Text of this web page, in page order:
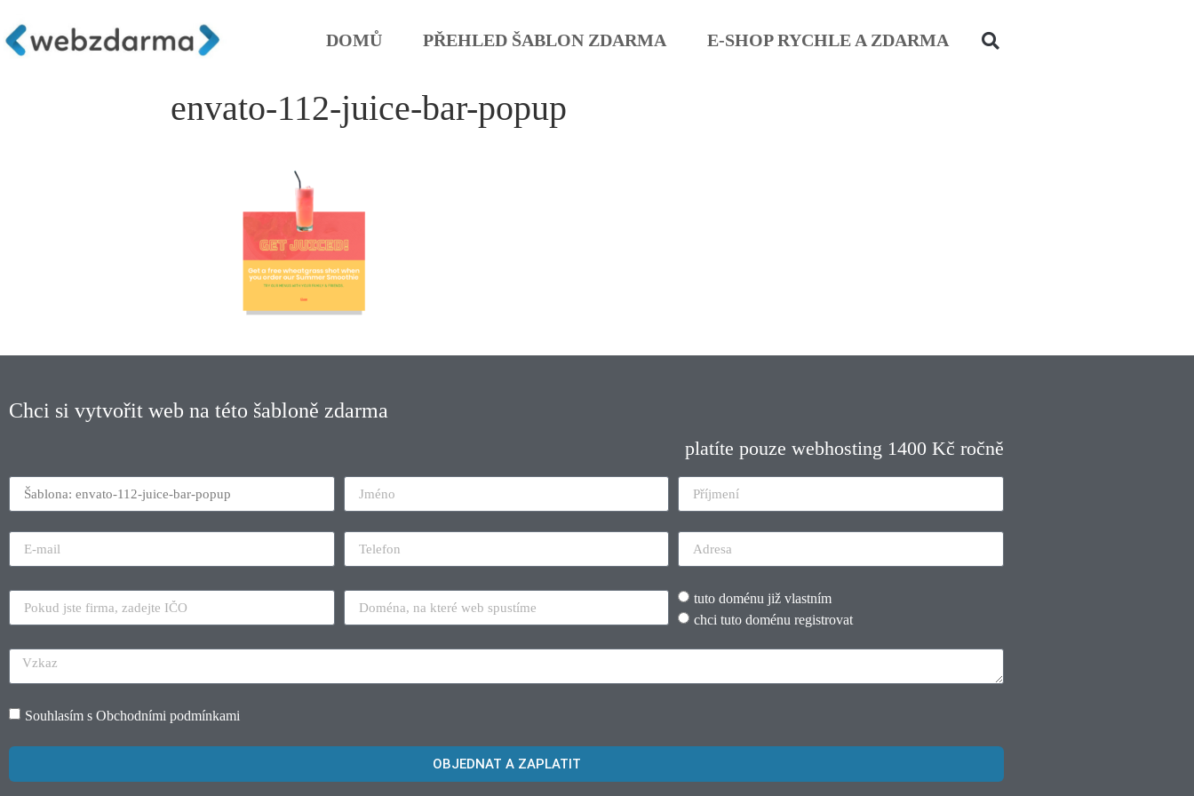
DOMŮ PŘEHLED ŠABLON ZDARMA E-SHOP RYCHLE A ZDARMA
envato-112-juice-bar-popup
Chci si vytvořit web na této šabloně zdarma
platíte pouze webhosting 1400 Kč ročně
tuto doménu již vlastním
chci tuto doménu registrovat
Souhlasím s Obchodními podmínkami
OBJEDNAT A ZAPLATIT